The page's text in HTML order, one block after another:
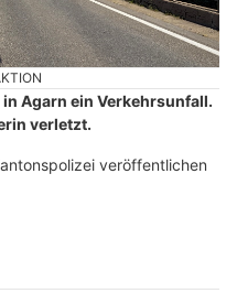
Agarn ein Verkehrsunfall.
verletzt.
veröffentlichen